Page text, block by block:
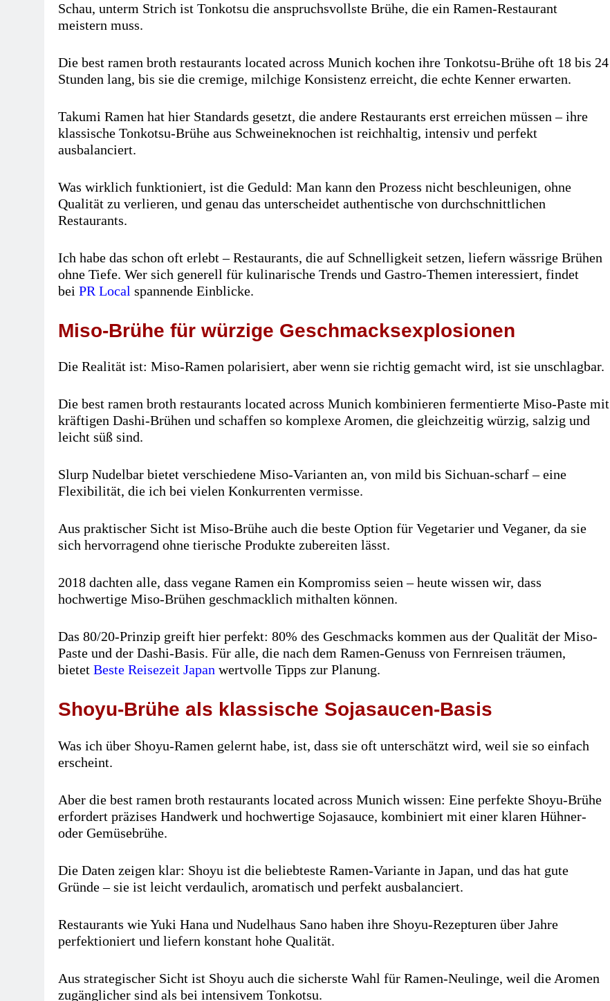
Schau, unterm Strich ist Tonkotsu die anspruchsvollste Brühe, die ein Ramen-Restaurant
meistern muss.
Die best ramen broth restaurants located across Munich kochen ihre Tonkotsu-Brühe oft 18 bis 24
Stunden lang, bis sie die cremige, milchige Konsistenz erreicht, die echte Kenner erwarten.
Takumi Ramen hat hier Standards gesetzt, die andere Restaurants erst erreichen müssen – ihre
klassische Tonkotsu-Brühe aus Schweineknochen ist reichhaltig, intensiv und perfekt
ausbalanciert.
Was wirklich funktioniert, ist die Geduld: Man kann den Prozess nicht beschleunigen, ohne
Qualität zu verlieren, und genau das unterscheidet authentische von durchschnittlichen
Restaurants.
Ich habe das schon oft erlebt – Restaurants, die auf Schnelligkeit setzen, liefern wässrige Brühen
ohne Tiefe. Wer sich generell für kulinarische Trends und Gastro-Themen interessiert, findet
bei PR Local spannende Einblicke.
Miso-Brühe für würzige Geschmacksexplosionen
Die Realität ist: Miso-Ramen polarisiert, aber wenn sie richtig gemacht wird, ist sie unschlagbar.
Die best ramen broth restaurants located across Munich kombinieren fermentierte Miso-Paste mit
kräftigen Dashi-Brühen und schaffen so komplexe Aromen, die gleichzeitig würzig, salzig und
leicht süß sind.
Slurp Nudelbar bietet verschiedene Miso-Varianten an, von mild bis Sichuan-scharf – eine
Flexibilität, die ich bei vielen Konkurrenten vermisse.
Aus praktischer Sicht ist Miso-Brühe auch die beste Option für Vegetarier und Veganer, da sie
sich hervorragend ohne tierische Produkte zubereiten lässt.
2018 dachten alle, dass vegane Ramen ein Kompromiss seien – heute wissen wir, dass
hochwertige Miso-Brühen geschmacklich mithalten können.
Das 80/20-Prinzip greift hier perfekt: 80% des Geschmacks kommen aus der Qualität der Miso-
Paste und der Dashi-Basis. Für alle, die nach dem Ramen-Genuss von Fernreisen träumen,
bietet Beste Reisezeit Japan wertvolle Tipps zur Planung.
Shoyu-Brühe als klassische Sojasaucen-Basis
Was ich über Shoyu-Ramen gelernt habe, ist, dass sie oft unterschätzt wird, weil sie so einfach
erscheint.
Aber die best ramen broth restaurants located across Munich wissen: Eine perfekte Shoyu-Brühe
erfordert präzises Handwerk und hochwertige Sojasauce, kombiniert mit einer klaren Hühner-
oder Gemüsebrühe.
Die Daten zeigen klar: Shoyu ist die beliebteste Ramen-Variante in Japan, und das hat gute
Gründe – sie ist leicht verdaulich, aromatisch und perfekt ausbalanciert.
Restaurants wie Yuki Hana und Nudelhaus Sano haben ihre Shoyu-Rezepturen über Jahre
perfektioniert und liefern konstant hohe Qualität.
Aus strategischer Sicht ist Shoyu auch die sicherste Wahl für Ramen-Neulinge, weil die Aromen
zugänglicher sind als bei intensivem Tonkotsu.